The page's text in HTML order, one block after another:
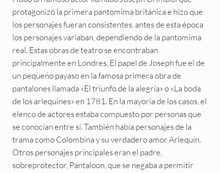
protagonizó la primera pantomima británica e hizo que
los personajes fueran consistentes, antes de esta época
los personajes variaban, dependiendo de la pantomima
real. Estas obras de teatro se encontraban
principalmente en Londres. El papel de Joseph fue el de
un pequeño payaso en la famosa primera obra de
pantalones llamada «El triunfo de la alegría» o «La boda
de los arlequines» en 1781. En la mayoría de los casos, el
elenco de actores estaba compuesto por personas que
se conocían entre sí. También había personajes de la
trama como Colombina y su verdadero amor Arlequín.
Otros personajes principales eran el padre,
sobreprotector, Pantaloon, que se negaba a permitir